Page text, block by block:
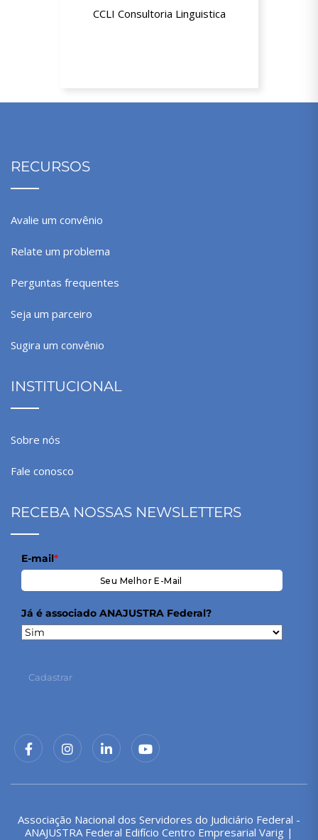
CCLI Consultoria Linguistica
RECURSOS
Avalie um convênio
Relate um problema
Perguntas frequentes
Seja um parceiro
Sugira um convênio
INSTITUCIONAL
Sobre nós
Fale conosco
RECEBA NOSSAS NEWSLETTERS
E-mail*
Já é associado ANAJUSTRA Federal?
Cadastrar
Associação Nacional dos Servidores do Judiciário Federal -
ANAJUSTRA Federal Edifício Centro Empresarial Varig |